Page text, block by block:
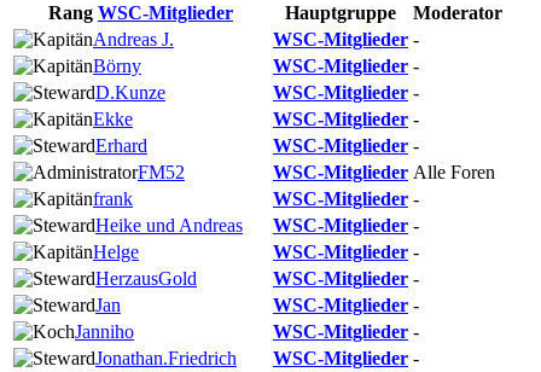
Rang WSC-Mitglieder Hauptgruppe
Moderator
Andreas J.
WSC-Mitglieder -
Börny
WSC-Mitglieder -
D.Kunze
WSC-Mitglieder -
Ekke
WSC-Mitglieder -
Erhard
WSC-Mitglieder -
FM52
WSC-Mitglieder Alle Foren
frank
WSC-Mitglieder -
Heike und Andreas
WSC-Mitglieder -
Helge
WSC-Mitglieder -
HerzausGold
WSC-Mitglieder -
Jan
WSC-Mitglieder -
Janniho
WSC-Mitglieder -
Jonathan.Friedrich
WSC-Mitglieder -